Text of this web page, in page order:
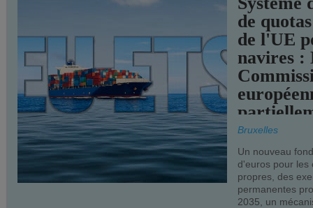
de
de l'UE
navires :
Bruxelles
Un nouveau
d'euros pour les
propres, des
permanentes
2035, un